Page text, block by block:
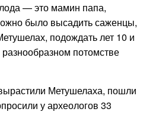
— это мамин папа,
было высадить саженцы,
подождать лет 10 и
разнообразном потомстве
Метушелаха, пошли
у археологов 33